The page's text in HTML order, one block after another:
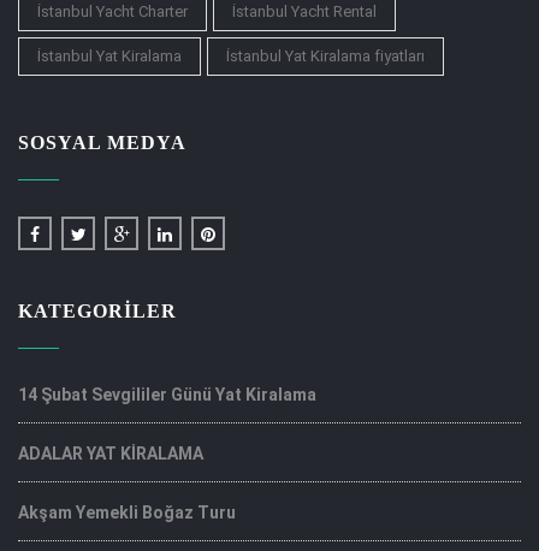
İstanbul Yacht Charter İstanbul Yacht Rental
İstanbul Yat Kiralama İstanbul Yat Kiralama fiyatları
SOSYAL MEDYA
KATEGORILER
14 Şubat Sevgililer Günü Yat Kiralama
ADALAR YAT KİRALAMA
Akşam Yemekli Boğaz Turu